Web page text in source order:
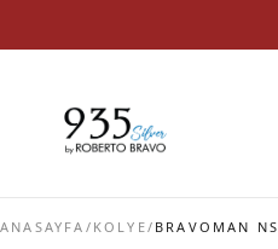
ANASAYFA / KOLYE/ BRAVOMAN